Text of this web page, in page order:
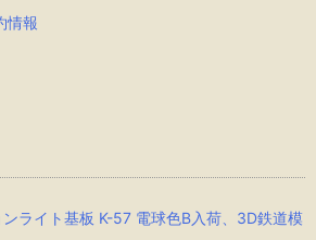
情報
ンライト基板 K-57 電球色B入荷、3D鉄道模